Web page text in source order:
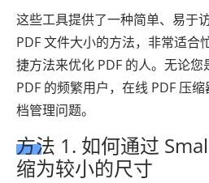
这些工具提供了一种简单、易于
PDF 文件大小的方法，非常适合
捷方法来优化 PDF 的人。无论
PDF 的频繁用户，在线 PDF 压
档管理问题。
方法 1. 如何通过
缩为较小的尺寸